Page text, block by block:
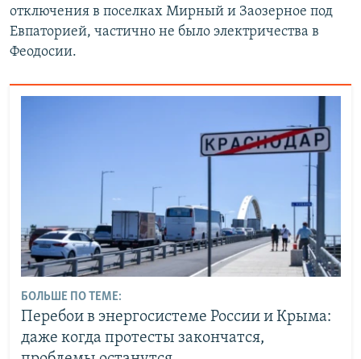
отключения в поселках Мирный и Заозерное под
Евпаторией, частично не было электричества в
Феодосии.
БОЛЬШЕ ПО ТЕМЕ:
Перебои в энергосистеме России и Крыма:
даже когда протесты закончатся,